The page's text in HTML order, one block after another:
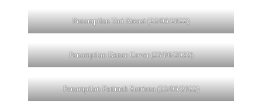
Penampilan Tari Kreasi (23/06/2022)
Penampilan Dance Cover (23/06/2022)
Penampilan Fatimah Sutrisna (23/06/2022)